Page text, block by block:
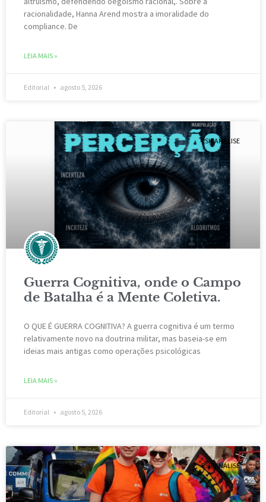
racionalidade, Hanna Arend mostra a imoralidade do
compliance. De
LEIA MAIS »
Editorial agosto 5, 2026
PSICANÁLISE
Guerra Cognitiva, onde o Campo
de Batalha é a Mente Coletiva.
O QUE É GUERRA COGNITIVA? A guerra cognitiva é um termo
relativamente novo na doutrina militar, mas baseia-se em
ideias mais antigas como operações psicológicas
LEIA MAIS »
Editorial agosto 5, 2026
PSICANÁLISE